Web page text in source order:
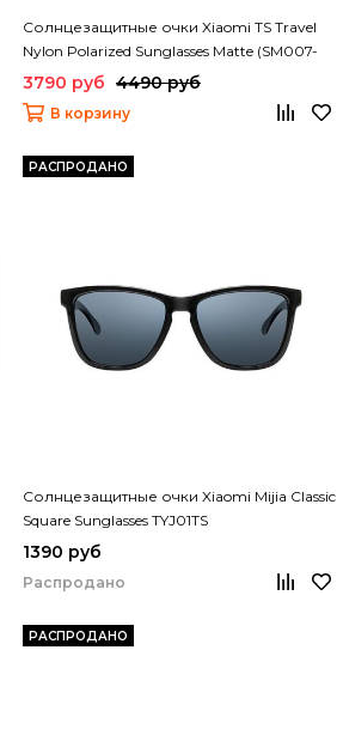
Солнцезащитные очки Xiaomi TS Travel
Nylon Polarized Sunglasses Matte (SM007-
0220)
3790 руб 4490 руб
В корзину
РАСПРОДАНО
Солнцезащитные очки Xiaomi Mijia Classic
Square Sunglasses TYJ01TS
1390 руб
Распродано
РАСПРОДАНО